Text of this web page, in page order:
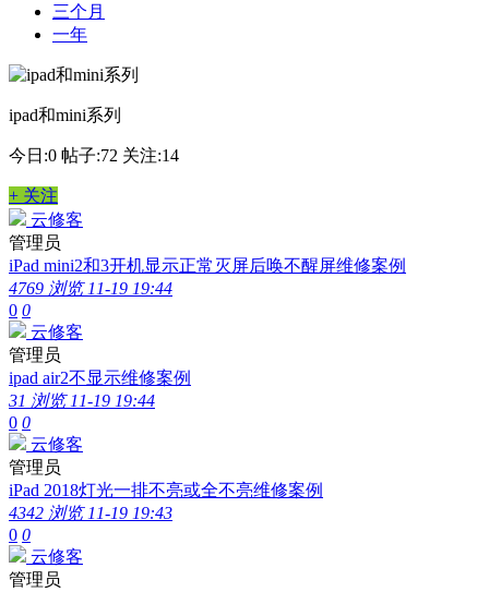
三个月
一年
ipad和mini系列
今日:0 帖子:72 关注:14
+ 关注
云修客
管理员
iPad mini2和3开机显示正常灭屏后唤不醒屏维修案例
4769 浏览 11-19 19:44
0 0
云修客
管理员
ipad air2不显示维修案例
31 浏览 11-19 19:44
0 0
云修客
管理员
iPad 2018灯光一排不亮或全不亮维修案例
4342 浏览 11-19 19:43
0 0
云修客
管理员